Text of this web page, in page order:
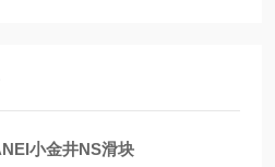
小金井NS滑块